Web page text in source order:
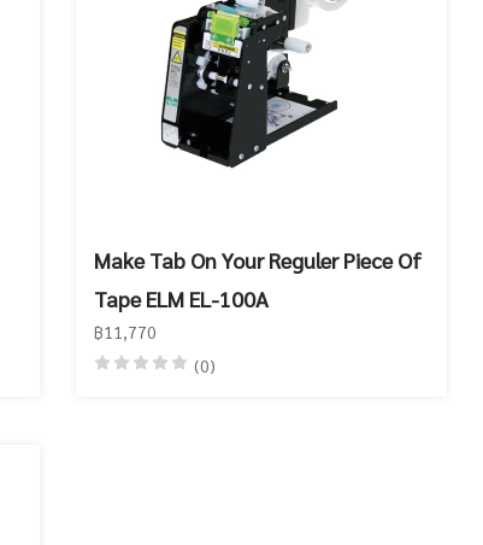
Make Tab On Your Reguler Piece Of
Tape ELM EL-100A
฿11,770
(0)